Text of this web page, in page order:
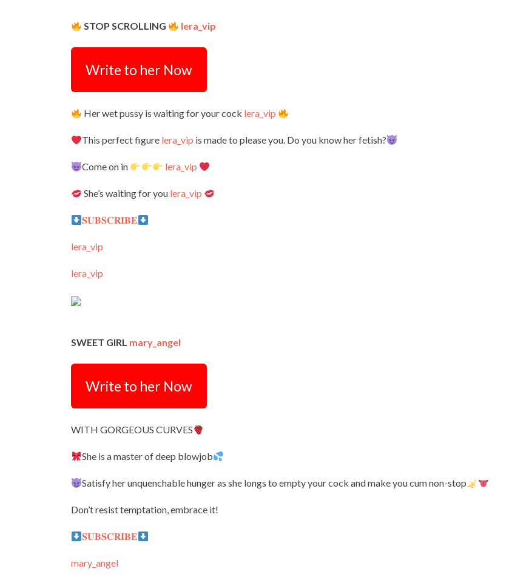
STOP SCROLLING lera_vip
Write to her Now
Her wet pussy is waiting for your cock lera_vip
This perfect figure lera_vip is made to please you. Do you know her fetish?
Come on in lera_vip
She’s waiting for you lera_vip
𝐒𝐔𝐁𝐒𝐂𝐑𝐈𝐁𝐄
lera_vip
lera_vip
SWEET GIRL mary_angel
Write to her Now
WITH GORGEOUS CURVES
She is a master of deep blowjob
Satisfy her unquenchable hunger as she longs to empty your cock and make you cum non-stop
Don’t resist temptation, embrace it!
𝐒𝐔𝐁𝐒𝐂𝐑𝐈𝐁𝐄
mary_angel